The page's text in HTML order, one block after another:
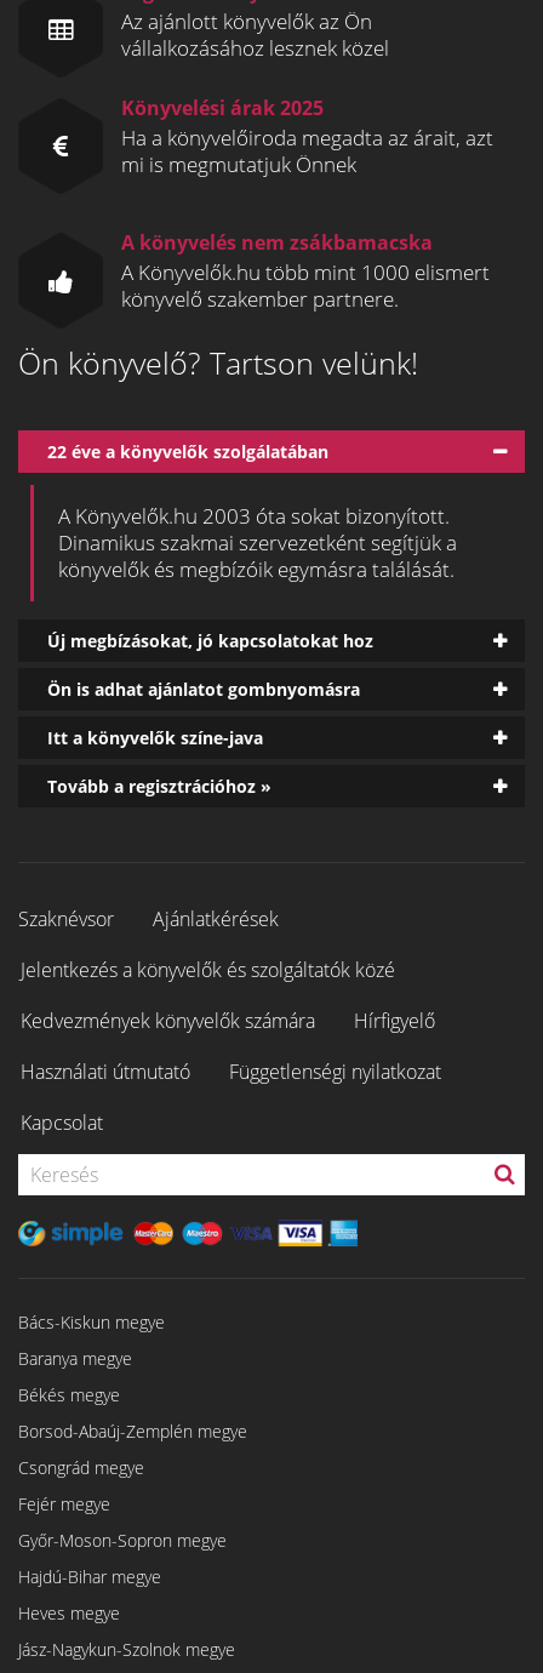
Az ajánlott könyvelők az Ön
vállalkozásához lesznek közel
Könyvelési árak 2025
Ha a könyvelőiroda megadta az árait, azt
mi is megmutatjuk Önnek
A könyvelés nem zsákbamacska
A Könyvelők.hu több mint 1000 elismert
könyvelő szakember partnere.
Ön könyvelő? Tartson velünk!
22 éve a könyvelők szolgálatában
A Könyvelők.hu 2003 óta sokat bizonyított.
Dinamikus szakmai szervezetként segítjük a
könyvelők és megbízóik egymásra találását.
Új megbízásokat, jó kapcsolatokat hoz
Ön is adhat ajánlatot gombnyomásra
Itt a könyvelők színe-java
Tovább a regisztrációhoz »
Szaknévsor
Ajánlatkérések
Jelentkezés a könyvelők és szolgáltatók közé
Kedvezmények könyvelők számára
Hírfigyelő
Használati útmutató
Függetlenségi nyilatkozat
Kapcsolat
Bács-Kiskun megye
Baranya megye
Békés megye
Borsod-Abaúj-Zemplén megye
Csongrád megye
Fejér megye
Győr-Moson-Sopron megye
Hajdú-Bihar megye
Heves megye
Jász-Nagykun-Szolnok megye